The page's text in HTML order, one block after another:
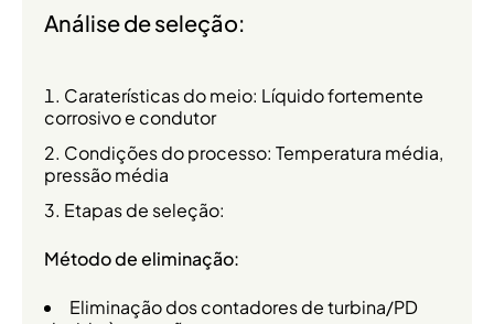
Análise de seleção:
Caraterísticas do meio: Líquido fortemente
corrosivo e condutor
Condições do processo: Temperatura média,
pressão média
Etapas de seleção:
Método de eliminação:
Eliminação dos contadores de turbina/PD